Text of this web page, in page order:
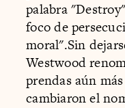
palabra
foco de
moral".Sin
Westwood
prendas aún
cambiaron el